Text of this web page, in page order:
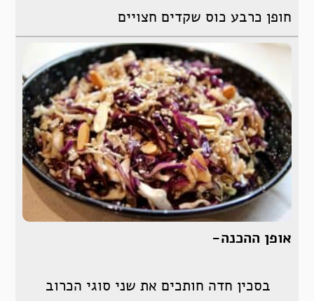
חופן כרבע כוס שקדים חצויים
אופן ההכנה-
בסכין חדה חותכים את שני סוגי הכרוב